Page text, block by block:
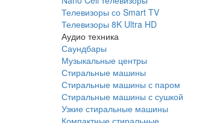
Телевизоры со Smart TV
Телевизоры 8K Ultra HD
Аудио техника
Саундбары
Музыкальные центры
Стиральные машины
Стиральные машины с паром
Стиральные машины с сушкой
Узкие стиральные машины
Компактные стиральные